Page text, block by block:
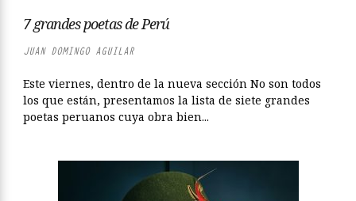
7 grandes poetas de Perú
JUAN DOMINGO AGUILAR
Este viernes, dentro de la nueva sección No son todos
los que están, presentamos la lista de siete grandes
poetas peruanos cuya obra bien...